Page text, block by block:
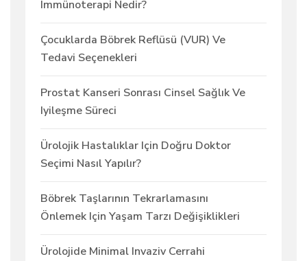
Immünoterapi Nedir?
Çocuklarda Böbrek Reflüsü (VUR) Ve
Tedavi Seçenekleri
Prostat Kanseri Sonrası Cinsel Sağlık Ve
Iyileşme Süreci
Ürolojik Hastalıklar Için Doğru Doktor
Seçimi Nasıl Yapılır?
Böbrek Taşlarının Tekrarlamasını
Önlemek Için Yaşam Tarzı Değişiklikleri
Ürolojide Minimal Invaziv Cerrahi